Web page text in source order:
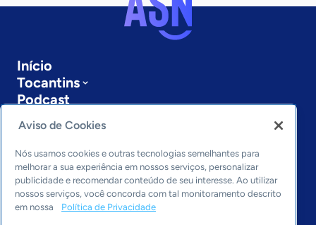
Início
Tocantins
Podcast
Sobre a ASN
Últimas notícias
Entre em contato
Editorias
Economia & Política
Inovação & Tecnologia
Aviso de Cookies
Nós usamos cookies e outras tecnologias semelhantes para
melhorar a sua experiência em nossos serviços, personalizar
publicidade e recomendar conteúdo de seu interesse. Ao utilizar
nossos serviços, você concorda com tal monitoramento descrito
em nossa
Política de Privacidade